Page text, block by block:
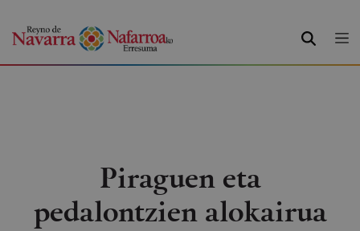
BILATU
Piraguen eta
pedalontzien alokairua